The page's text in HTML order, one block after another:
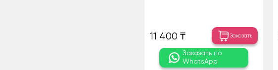
11 400 ₸ Заказать
Заказать по
WhatsApp